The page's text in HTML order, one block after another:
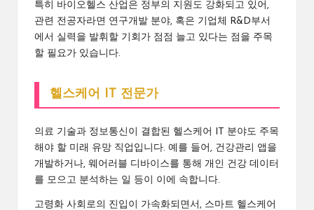
특히 바이오헬스 산업은 정부의 지원도 강화되고 있어,
관련 전공자라면 연구개발 분야, 혹은 기업체 R&D부서
에서 실력을 발휘할 기회가 점점 늘고 있다는 점을 주목
할 필요가 있습니다.
헬스케어 IT 전문가
의료 기술과 정보통신이 결합된 헬스케어 IT 분야도 주목
해야 할 미래 유망 직업입니다. 예를 들어, 건강관리 앱을
개발하거나, 웨어러블 디바이스를 통해 개인 건강 데이터
를 모으고 분석하는 일 등이 이에 속합니다.
고령화 사회로의 진입이 가속화되면서, 스마트 헬스케어